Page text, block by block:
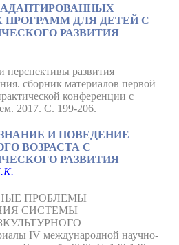
ПРОГРАММ ДЛЯ ДЕТЕЙ С
РАЗВИТИЯ
развития
сборник материалов первой
конференции с
2017. С. 199-206.
И ПОВЕДЕНИЕ
ВОЗРАСТА С
РАЗВИТИЯ
ПРОБЛЕМЫ
СИСТЕМЫ
IV международной научно-